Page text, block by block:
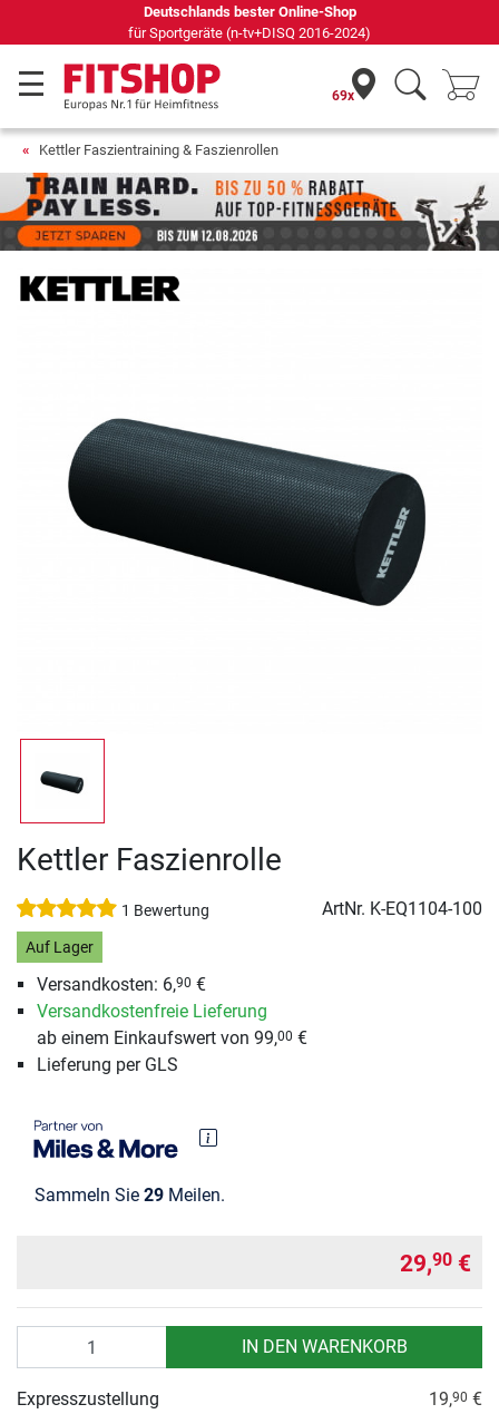
69 Fachmärkte vor Ort mit 75 eigenen Servicetechnikern
69x
Kettler Faszientraining & Faszienrollen
Kettler Faszienrolle
1 Bewertung ArtNr. K-EQ1104-100
Auf Lager
Versandkosten: 6,90 €
Versandkostenfreie Lieferung
ab einem Einkaufswert von 99,00 €
Lieferung per GLS
Sammeln Sie 29 Meilen.
29,90 €
IN DEN WARENKORB
Expresszustellung 19,90 €